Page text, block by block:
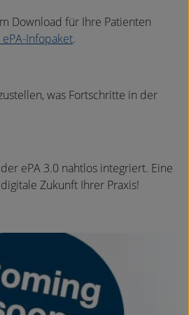
Download für Ihre Patienten
Infopaket.
was Fortschritte in der
ePA 3.0 nahtlos integriert. Eine
Zukunft Ihrer Praxis!